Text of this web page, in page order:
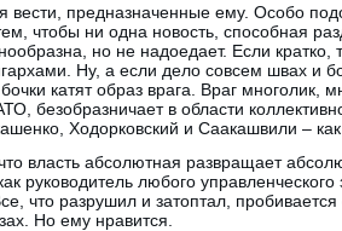
вести, предназначенные ему. Особо
чтобы ни одна новость, способная
но не надоедает. Если
Ну, а если дело совсем швах и
катят образ врага. Враг многолик,
безобразничает в области
Ходорковский и Саакашвили – как
власть абсолютная развращает
руководитель любого
что разрушил и затоптал,
Но ему нравится.